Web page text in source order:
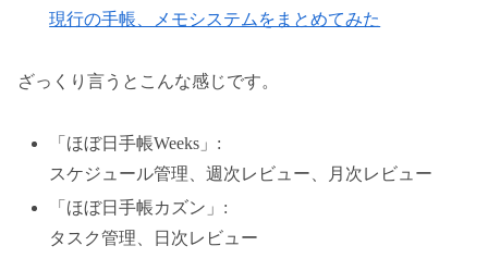
現行の手帳、メモシステムをまとめてみた
ざっくり言うとこんな感じです。
「ほぼ日手帳Weeks」:
スケジュール管理、週次レビュー、月次レビュー
「ほぼ日手帳カズン」:
タスク管理、日次レビュー